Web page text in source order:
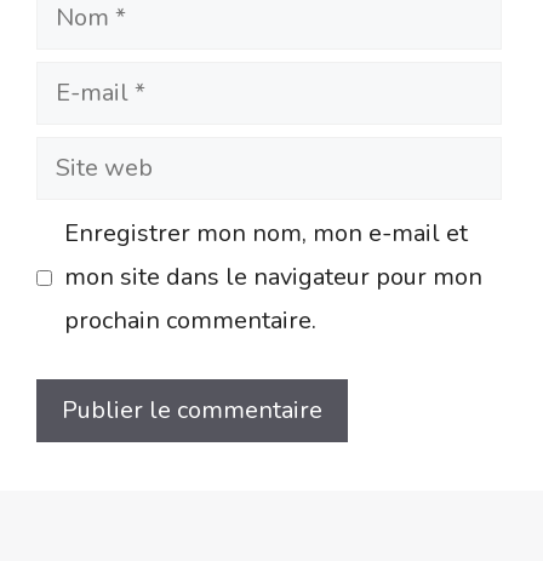
Nom
E-
Site
Enregistrer mon nom, mon e-mail et
mon site dans le navigateur pour mon
prochain commentaire.